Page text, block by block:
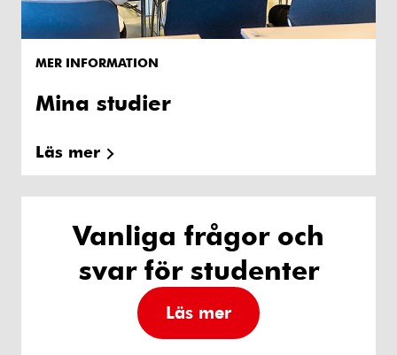
MER INFORMATION
Mina studier
Läs mer
Vanliga frågor och
svar för studenter
Läs mer